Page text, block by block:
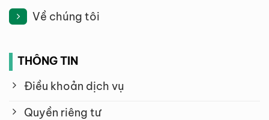
Về chúng tôi
THÔNG TIN
Điều khoản dịch vụ
Quyền riêng tư